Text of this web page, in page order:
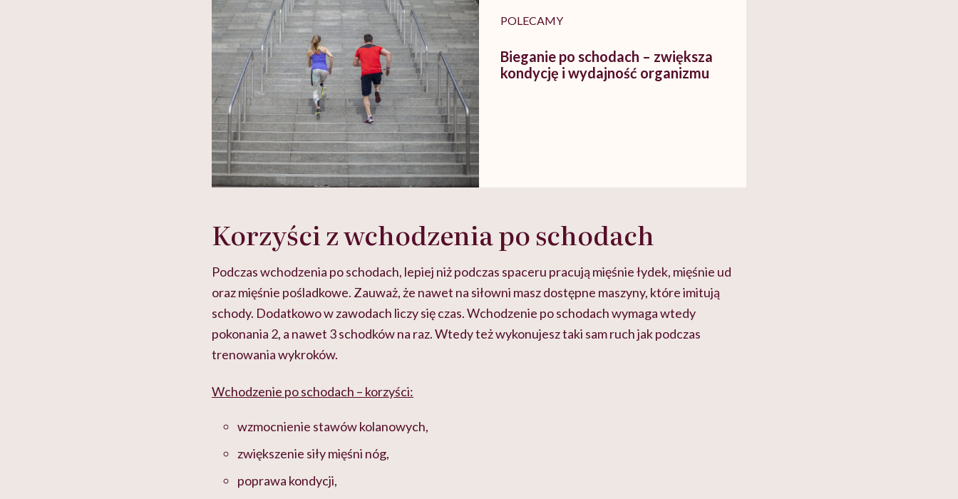
POLECAMY
Bieganie po schodach – zwiększa
kondycję i wydajność organizmu
Korzyści z wchodzenia po schodach
Podczas wchodzenia po schodach, lepiej niż podczas spaceru pracują mięśnie łydek, mięśnie ud
oraz mięśnie pośladkowe. Zauważ, że nawet na siłowni masz dostępne maszyny, które imitują
schody. Dodatkowo w zawodach liczy się czas. Wchodzenie po schodach wymaga wtedy
pokonania 2, a nawet 3 schodków na raz. Wtedy też wykonujesz taki sam ruch jak podczas
trenowania wykroków.
Wchodzenie po schodach – korzyści:
wzmocnienie stawów kolanowych,
zwiększenie siły mięśni nóg,
poprawa kondycji,